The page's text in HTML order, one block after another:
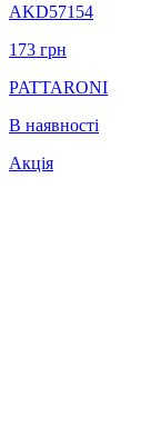
AKD57154
173 грн
PATTARONI
В наявності
Акція